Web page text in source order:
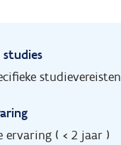
studies
studievereisten
ervaring ( < 2 jaar )